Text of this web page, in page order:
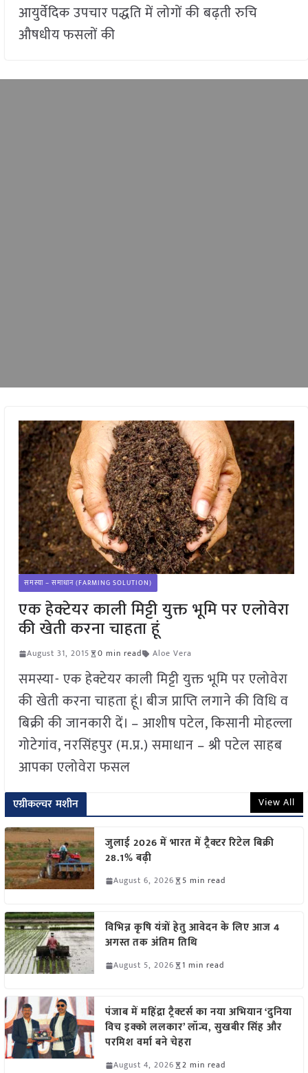
आयुर्वेदिक उपचार पद्धति में लोगों की बढ़ती रुचि
औषधीय फसलों की
समस्या – समाधान (FARMING SOLUTION)
एक हेक्टेयर काली मिट्टी युक्त भूमि पर एलोवेरा
की खेती करना चाहता हूं
August 31, 2015 0 min read Aloe Vera
समस्या- एक हेक्टेयर काली मिट्टी युक्त भूमि पर एलोवेरा
की खेती करना चाहता हूं। बीज प्राप्ति लगाने की विधि व
बिक्री की जानकारी दें। – आशीष पटेल, किसानी मोहल्ला
गोटेगांव, नरसिंहपुर (म.प्र.) समाधान – श्री पटेल साहब
आपका एलोवेरा फसल
एग्रीकल्चर मशीन View All
जुलाई 2026 में भारत में ट्रैक्टर रिटेल बिक्री
28.1% बढ़ी
August 6, 2026 5 min read
विभिन्न कृषि यंत्रों हेतु आवेदन के लिए आज 4
अगस्त तक अंतिम तिथि
August 5, 2026 1 min read
पंजाब में महिंद्रा ट्रैक्टर्स का नया अभियान ‘दुनिया
विच इक्को ललकार’ लॉन्च, सुखबीर सिंह और
परमिश वर्मा बने चेहरा
August 4, 2026 2 min read